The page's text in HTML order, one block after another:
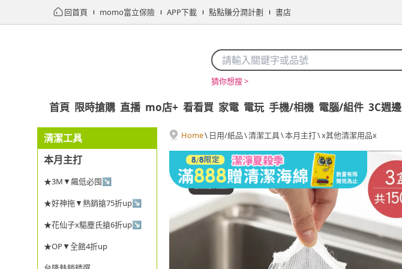
回首頁 momo富立保險 APP下載 點點賺分潤計劃 書店
猜你想搜 >
首頁 限時搶購 直播 mo店+ 看看買 家電 電玩 手機/相機 電腦/組件 3C週邊
清潔工具
本月主打
★3M▼飆低必囤↘
★好神拖▼熱銷搶75折up↘
★花仙子x驅塵氏搶6折up↘
★OP▼全館4折up
Home\ 日用/紙品\清潔工具\本月主打\x其他清潔用品x